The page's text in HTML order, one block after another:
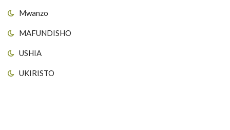
Mwanzo
MAFUNDISHO
USHIA
UKIRISTO